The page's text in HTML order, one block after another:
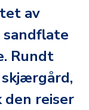
av
Rundt
den reiser